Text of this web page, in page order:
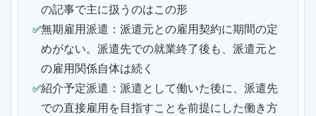
の記事で主に扱うのはこの形
無期雇用派遣：派遣元との雇用契約に期間の定
めがない。派遣先での就業終了後も、派遣元と
の雇用関係自体は続く
紹介予定派遣：派遣として働いた後に、派遣先
での直接雇用を目指すことを前提にした働き方